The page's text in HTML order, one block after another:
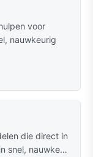
voor
nauwkeurig
die direct in
snel, nauwke…